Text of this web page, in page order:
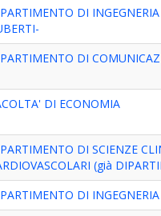
DI
DI
DI ECONOMIA
DI SCIENZE
(già
DI